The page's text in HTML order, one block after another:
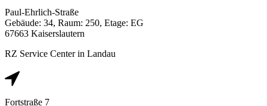
Paul-Ehrlich-Straße
Gebäude: 34, Raum: 250, Etage: EG
67663 Kaiserslautern
RZ Service Center in Landau
Fortstraße 7